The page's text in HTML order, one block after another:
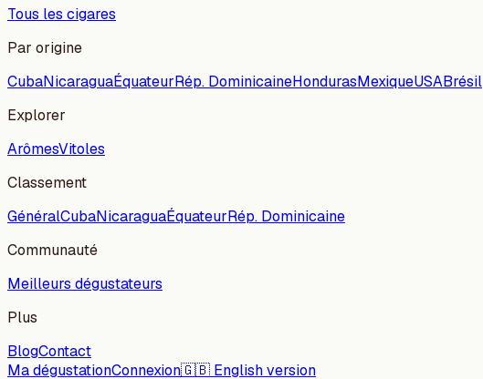
Tous les cigares
Par origine
CubaNicaraguaÉquateurRép. DominicaineHondurasMexiqueUSABrésil
Explorer
ArômesVitoles
Classement
GénéralCubaNicaraguaÉquateurRép. Dominicaine
Communauté
Meilleurs dégustateurs
Plus
BlogContact
Ma dégustationConnexion🇬🇧 English version